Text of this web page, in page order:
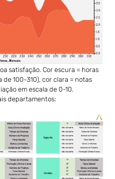
satisfação. Cor escura = horas
100-310), cor clara = notas
em escala de 0-10.
departamentos: